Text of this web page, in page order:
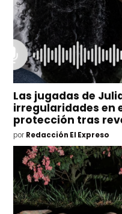
Las jugadas de
irregularidades en
protección tras
por Redacción El Expreso